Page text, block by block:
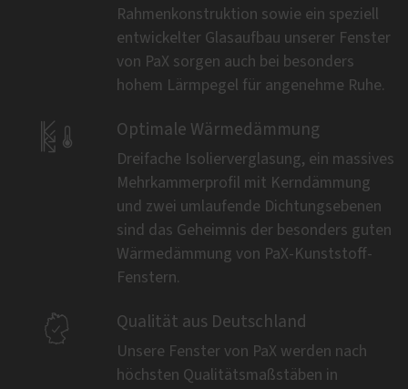
Rahmenkonstruktion sowie ein speziell
entwickelter Glasaufbau unserer Fenster
von PaX sorgen auch bei besonders
hohem Lärmpegel für angenehme Ruhe.
 Optimale Wärmedämmung
Dreifache Isolierverglasung, ein massives
Mehrkammerprofil mit Kerndämmung
und zwei umlaufende Dichtungsebenen
sind das Geheimnis der besonders guten
Wärmedämmung von PaX-Kunststoff-
Fenstern.
 Qualität aus Deutschland
Unsere Fenster von PaX werden nach
höchsten Qualitätsmaßstäben in